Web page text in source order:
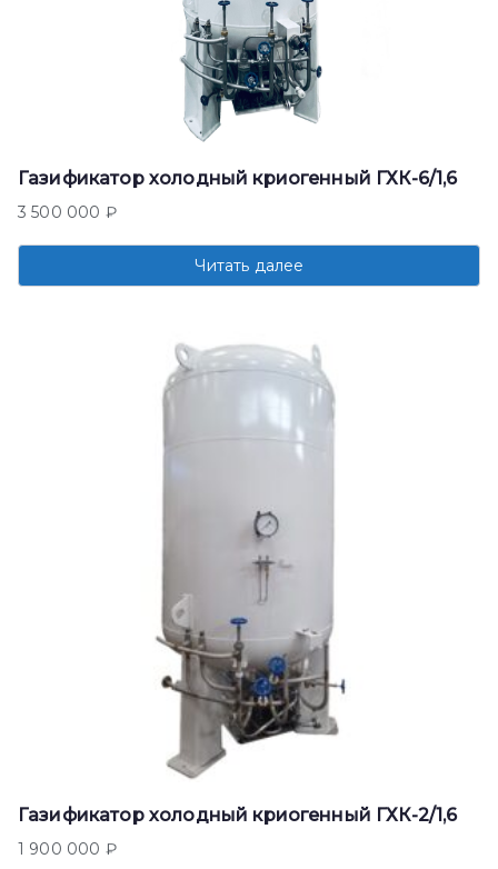
Газификатор холодный криогенный ГХК-6/1,6
3 500 000 ₽
Читать далее
Газификатор холодный криогенный ГХК-2/1,6
1 900 000 ₽